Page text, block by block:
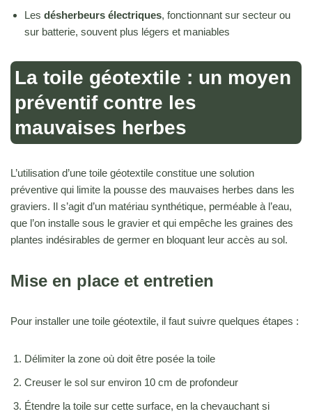
Les désherbeurs électriques, fonctionnant sur secteur ou
sur batterie, souvent plus légers et maniables
La toile géotextile : un moyen
préventif contre les
mauvaises herbes
L’utilisation d’une toile géotextile constitue une solution
préventive qui limite la pousse des mauvaises herbes dans les
graviers. Il s’agit d’un matériau synthétique, perméable à l’eau,
que l’on installe sous le gravier et qui empêche les graines des
plantes indésirables de germer en bloquant leur accès au sol.
Mise en place et entretien
Pour installer une toile géotextile, il faut suivre quelques étapes :
Délimiter la zone où doit être posée la toile
Creuser le sol sur environ 10 cm de profondeur
Étendre la toile sur cette surface, en la chevauchant si